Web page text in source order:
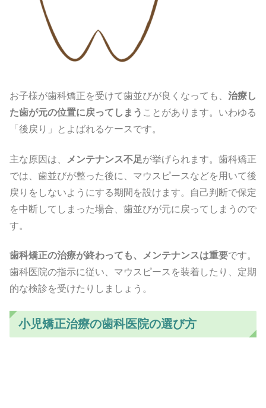
お子様が歯科矯正を受けて歯並びが良くなっても、 治療し
た歯が元の位置に戻ってしまう ことがあります。いわゆる
「後戻り」とよばれるケースです。
主な原因は、 メンテナンス不足が挙げられます。歯科矯正
では、歯並びが整った後に、マウスピースなどを用いて後
戻りをしないようにする期間を設けます。自己判断で保定
を中断してしまった場合、歯並びが元に戻ってしまうので
す。
歯科矯正の治療が終わっても、メンテナンスは重要です。
歯科医院の指示に従い、マウスピースを装着したり、定期
的な検診を受けたりしましょう。
小児矯正治療の歯科医院の選び方